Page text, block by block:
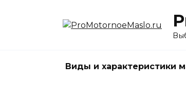
Виды и характеристики